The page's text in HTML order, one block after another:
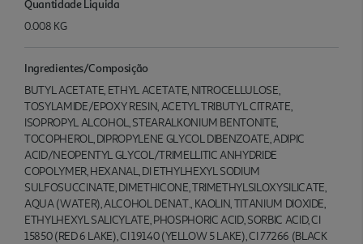
Quantidade Liquida
0.008 KG
Ingredientes/Composição
BUTYL ACETATE, ETHYL ACETATE, NITROCELLULOSE,
TOSYLAMIDE/EPOXY RESIN, ACETYL TRIBUTYL CITRATE,
ISOPROPYL ALCOHOL, STEARALKONIUM BENTONITE,
TOCOPHEROL, DIPROPYLENE GLYCOL DIBENZOATE, ADIPIC
ACID/NEOPENTYL GLYCOL/TRIMELLITIC ANHYDRIDE
COPOLYMER, HEXANAL, DI ETHYLHEXYL SODIUM
SULFOSUCCINATE, DIMETHICONE, TRIMETHYLSILOXYSILICATE,
AQUA (WATER), ALCOHOL DENAT., KAOLIN, TITANIUM DIOXIDE,
ETHYLHEXYL SALICYLATE, PHOSPHORIC ACID, SORBIC ACID, CI
15850 (RED 6 LAKE), CI 19140 (YELLOW 5 LAKE), CI 77266 (BLACK